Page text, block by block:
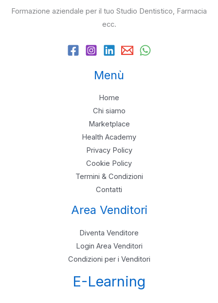
Formazione aziendale per il tuo Studio Dentistico, Farmacia
ecc.
Menù
Home
Chi siamo
Marketplace
Health Academy
Privacy Policy
Cookie Policy
Termini & Condizioni
Contatti
Area Venditori
Diventa Venditore
Login Area Venditori
Condizioni per i Venditori
E-Learning